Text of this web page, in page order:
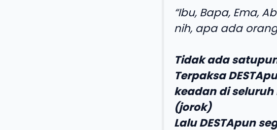
“Ibu, Bapa, Ema,
nih, apa ada
Tidak ada
Terpaksa
keadan di
(jorok)
Lalu DESTApun